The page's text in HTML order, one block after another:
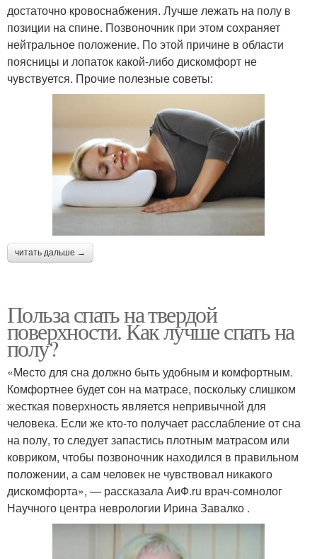
достаточно кровоснабжения. Лучше лежать на полу в
позиции на спине. Позвоночник при этом сохраняет
нейтральное положение. По этой причине в области
поясницы и лопаток какой-либо дискомфорт не
чувствуется. Прочие полезные советы:
читать дальше →
Польза спать на твердой
поверхности. Как лучше спать на
полу?
«Место для сна должно быть удобным и комфортным.
Комфортнее будет сон на матрасе, поскольку слишком
жесткая поверхность является непривычной для
человека. Если же кто-то получает расслабление от сна
на полу, то следует запастись плотным матрасом или
ковриком, чтобы позвоночник находился в правильном
положении, а сам человек не чувствовал никакого
дискомфорта», — рассказала АиФ.ru врач-сомнолог
Научного центра неврологии Ирина Завалко .